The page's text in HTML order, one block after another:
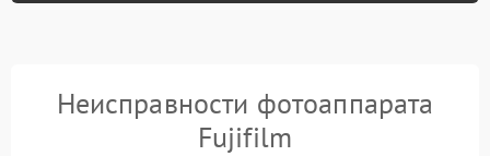
Неисправности фотоаппарата
Fujifilm